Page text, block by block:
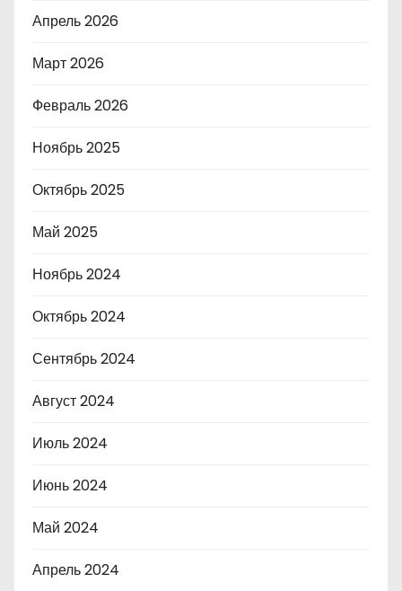
Апрель 2026
Март 2026
Февраль 2026
Ноябрь 2025
Октябрь 2025
Май 2025
Ноябрь 2024
Октябрь 2024
Сентябрь 2024
Август 2024
Июль 2024
Июнь 2024
Май 2024
Апрель 2024